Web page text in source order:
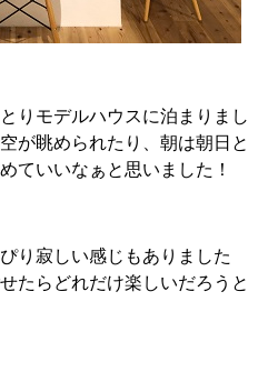
りモデルハウスに泊まりまし
が眺められたり、朝は朝日と
ていいなぁと思いました！
り寂しい感じもありました
たらどれだけ楽しいだろうと